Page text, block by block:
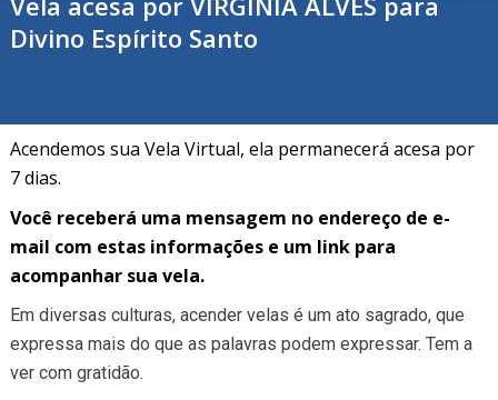
Divino Espírito Santo
Acendemos sua Vela Virtual, ela permanecerá acesa por
7 dias.
Você receberá uma mensagem no endereço de e-
mail com estas informações e um link para
acompanhar sua vela.
Em diversas culturas, acender velas é um ato sagrado, que
expressa mais do que as palavras podem expressar. Tem a
ver com gratidão.